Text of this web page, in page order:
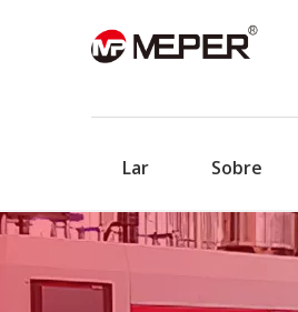
Lar Sobre